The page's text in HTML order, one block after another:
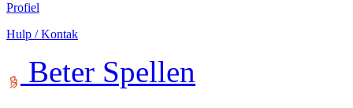
Profiel
Hulp / Kontak
Beter Spellen